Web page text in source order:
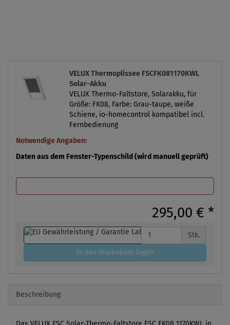
VELUX Thermoplissee FSCFK081170KWL
Solar-Akku
VELUX Thermo-Faltstore, Solarakku, für
Größe: FK08, Farbe: Grau-taupe, weiße
Schiene, io-homecontrol kompatibel incl.
Fernbedienung
Notwendige Angaben:
Daten aus dem Fenster-Typenschild (wird manuell geprüft)
295,00 € *
Stk.
in den Warenkorb legen
Beschreibung